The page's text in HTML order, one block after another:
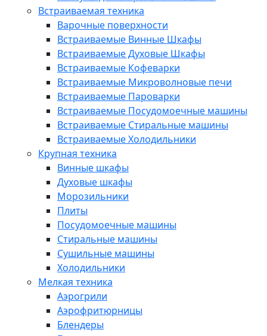
Встраиваемая техника
Варочные поверхности
Встраиваемые Винные Шкафы
Встраиваемые Духовые Шкафы
Встраиваемые Кофеварки
Встраиваемые Микроволновые печи
Встраиваемые Пароварки
Встраиваемые Посудомоечные машины
Встраиваемые Стиральные машины
Встраиваемые Холодильники
Крупная техника
Винные шкафы
Духовые шкафы
Морозильники
Плиты
Посудомоечные машины
Стиральные машины
Сушильные машины
Холодильники
Мелкая техника
Аэрогрили
Аэрофритюрницы
Блендеры